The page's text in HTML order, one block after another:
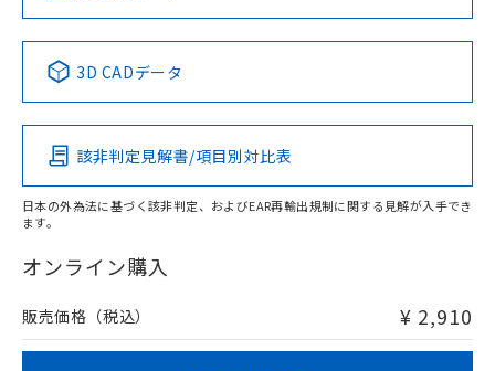
Pb Hg Cd Cr(VI)
O
在庫等で未対応品が混在する可能性があります。
問い合わせください。
No No No No
この製品の規格認証/適合状況ページへ
その他の認証はこちらのページからご検索ください
3D CADデータ
該非判定見解書/項目別対比表
日本の外為法に基づく該非判定、およびEAR再輸出規制に関する見解が入手でき
ます。
オンライン購入
販売価格（税込） ¥ 2,910